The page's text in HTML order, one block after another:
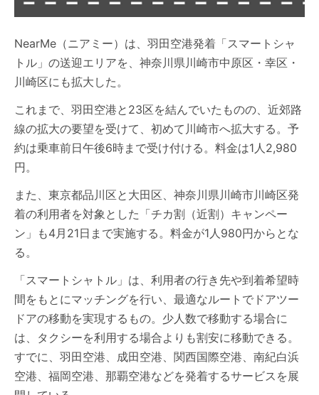
NearMe（ニアミー）は、羽田空港発着「スマートシャ
トル」の送迎エリアを、神奈川県川崎市中原区・幸区・
川崎区にも拡大した。
これまで、羽田空港と23区を結んでいたものの、近郊路
線の拡大の要望を受けて、初めて川崎市へ拡大する。予
約は乗車前日午後6時まで受け付ける。料金は1人2,980
円。
また、東京都品川区と大田区、神奈川県川崎市川崎区発
着の利用者を対象とした「チカ割（近割）キャンペー
ン」も4月21日まで実施する。料金が1人980円からとな
る。
「スマートシャトル」は、利用者の行き先や到着希望時
間をもとにマッチングを行い、最適なルートでドアツー
ドアの移動を実現するもの。少人数で移動する場合に
は、タクシーを利用する場合よりも割安に移動できる。
すでに、羽田空港、成田空港、関西国際空港、南紀白浜
空港、福岡空港、那覇空港などを発着するサービスを展